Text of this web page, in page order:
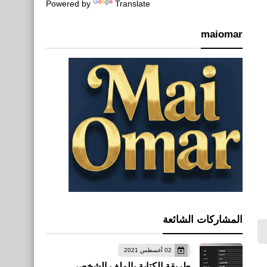
Powered by Translate
maiomar
المشاركات الشائعة
02 أغسطس 2021